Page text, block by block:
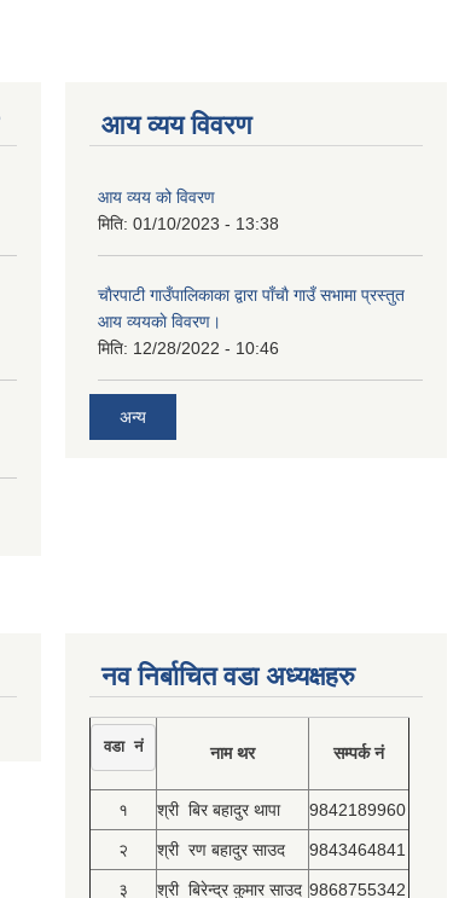
आय व्यय विवरण
आय व्यय को विवरण
मिति: 01/10/2023 - 13:38
चाैरपाटी गाउँपालिकाका द्वारा पाँचाै गाउँ सभामा प्रस्तुत
आय व्ययकाे विवरण।
मिति: 12/28/2022 - 10:46
अन्य
नव निर्बाचित वडा अध्यक्षहरु
वडा नं नाम थर सम्पर्क नं
१ श्री बिर बहादुर थापा 9842189960
२ श्री रण बहादुर साउद 9843464841
३ श्री बिरेन्द्र कुमार साउद 9868755342